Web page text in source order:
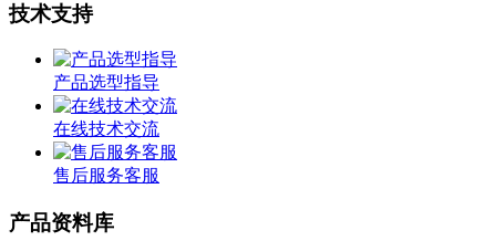
技术支持
产品选型指导
在线技术交流
售后服务客服
产品资料库